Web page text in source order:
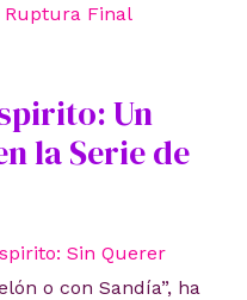
Ruptura Final
Un
la Serie de
Sin Querer
o con Sandía”, ha